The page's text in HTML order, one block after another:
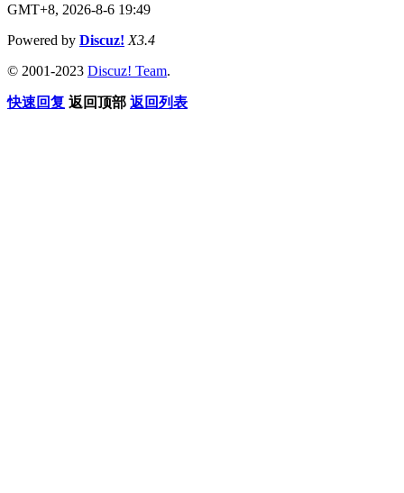
GMT+8, 2026-8-6 19:49
Powered by Discuz! X3.4
© 2001-2023 Discuz! Team.
快速回复 返回顶部 返回列表